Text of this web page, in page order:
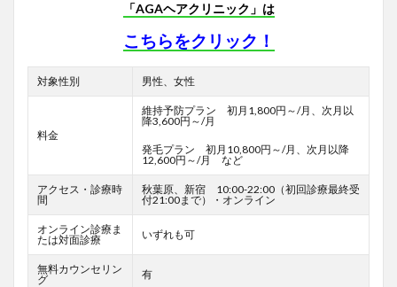
「AGAヘアクリニック」は
こちらをクリック！
対象性別 男性、女性
料金
維持予防プラン 初月1,800円～/月、次月以
降3,600円～/月
発毛プラン 初月10,800円～/月、次月以降
12,600円～/月 など
アクセス・診療時
間
秋葉原、新宿 10:00-22:00（初回診療最終受
付21:00まで）・オンライン
オンライン診療ま
たは対面診療
いずれも可
無料カウンセリン
グ
有